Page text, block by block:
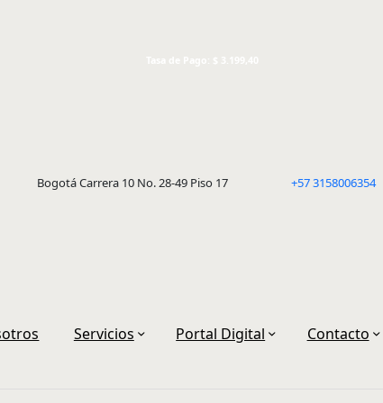
Bogotá Carrera 10 No. 28-49 Piso 17 +57 3158006354
Servicios Portal Digital Contacto